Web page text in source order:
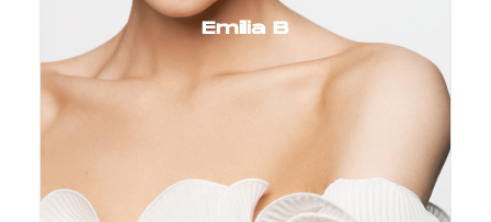
Emilia B